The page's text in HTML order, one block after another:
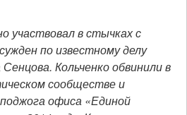
участвовал в стычках с
по известному делу
Кольченко обвинили в
сообществе и
офиса «Единой